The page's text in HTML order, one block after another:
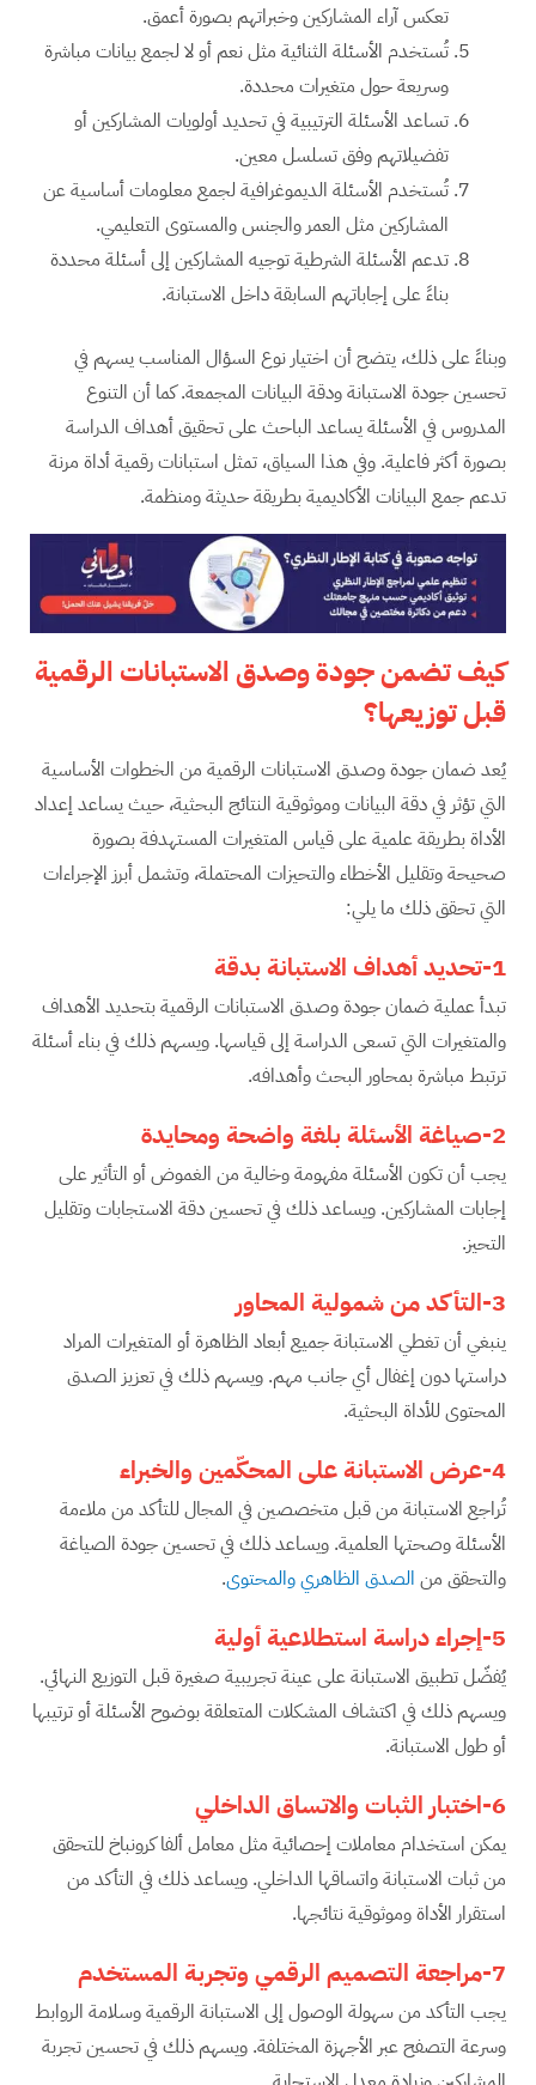
تعكس آراء المشاركين وخبراتهم بصورة أعمق.
تُستخدم الأسئلة الثنائية مثل نعم أو لا لجمع بيانات مباشرة
وسريعة حول متغيرات محددة.
تساعد الأسئلة الترتيبية في تحديد أولويات المشاركين أو
تفضيلاتهم وفق تسلسل معين.
تُستخدم الأسئلة الديموغرافية لجمع معلومات أساسية عن
المشاركين مثل العمر والجنس والمستوى التعليمي.
تدعم الأسئلة الشرطية توجيه المشاركين إلى أسئلة محددة
بناءً على إجاباتهم السابقة داخل الاستبانة.
وبناءً على ذلك، يتضح أن اختيار نوع السؤال المناسب يسهم في
تحسين جودة الاستبانة ودقة البيانات المجمعة. كما أن التنوع
المدروس في الأسئلة يساعد الباحث على تحقيق أهداف الدراسة
بصورة أكثر فاعلية. وفي هذا السياق، تمثل استبانات رقمية أداة مرنة
تدعم جمع البيانات الأكاديمية بطريقة حديثة ومنظمة.
كيف تضمن جودة وصدق الاستبانات الرقمية
قبل توزيعها؟
يُعد ضمان جودة وصدق الاستبانات الرقمية من الخطوات الأساسية
التي تؤثر في دقة البيانات وموثوقية النتائج البحثية، حيث يساعد إعداد
الأداة بطريقة علمية على قياس المتغيرات المستهدفة بصورة
صحيحة وتقليل الأخطاء والتحيزات المحتملة، وتشمل أبرز الإجراءات
التي تحقق ذلك ما يلي:
1-تحديد أهداف الاستبانة بدقة
تبدأ عملية ضمان جودة وصدق الاستبانات الرقمية بتحديد الأهداف
والمتغيرات التي تسعى الدراسة إلى قياسها. ويسهم ذلك في بناء أسئلة
ترتبط مباشرة بمحاور البحث وأهدافه.
2-صياغة الأسئلة بلغة واضحة ومحايدة
يجب أن تكون الأسئلة مفهومة وخالية من الغموض أو التأثير على
إجابات المشاركين. ويساعد ذلك في تحسين دقة الاستجابات وتقليل
التحيز.
3-التأكد من شمولية المحاور
ينبغي أن تغطي الاستبانة جميع أبعاد الظاهرة أو المتغيرات المراد
دراستها دون إغفال أي جانب مهم. ويسهم ذلك في تعزيز الصدق
المحتوى للأداة البحثية.
4-عرض الاستبانة على المحكّمين والخبراء
تُراجع الاستبانة من قبل متخصصين في المجال للتأكد من ملاءمة
الأسئلة وصحتها العلمية. ويساعد ذلك في تحسين جودة الصياغة
والتحقق من الصدق الظاهري والمحتوى.
5-إجراء دراسة استطلاعية أولية
يُفضّل تطبيق الاستبانة على عينة تجريبية صغيرة قبل التوزيع النهائي.
ويسهم ذلك في اكتشاف المشكلات المتعلقة بوضوح الأسئلة أو ترتيبها
أو طول الاستبانة.
6-اختبار الثبات والاتساق الداخلي
يمكن استخدام معاملات إحصائية مثل معامل ألفا كرونباخ للتحقق
من ثبات الاستبانة واتساقها الداخلي. ويساعد ذلك في التأكد من
استقرار الأداة وموثوقية نتائجها.
7-مراجعة التصميم الرقمي وتجربة المستخدم
يجب التأكد من سهولة الوصول إلى الاستبانة الرقمية وسلامة الروابط
وسرعة التصفح عبر الأجهزة المختلفة. ويسهم ذلك في تحسين تجربة